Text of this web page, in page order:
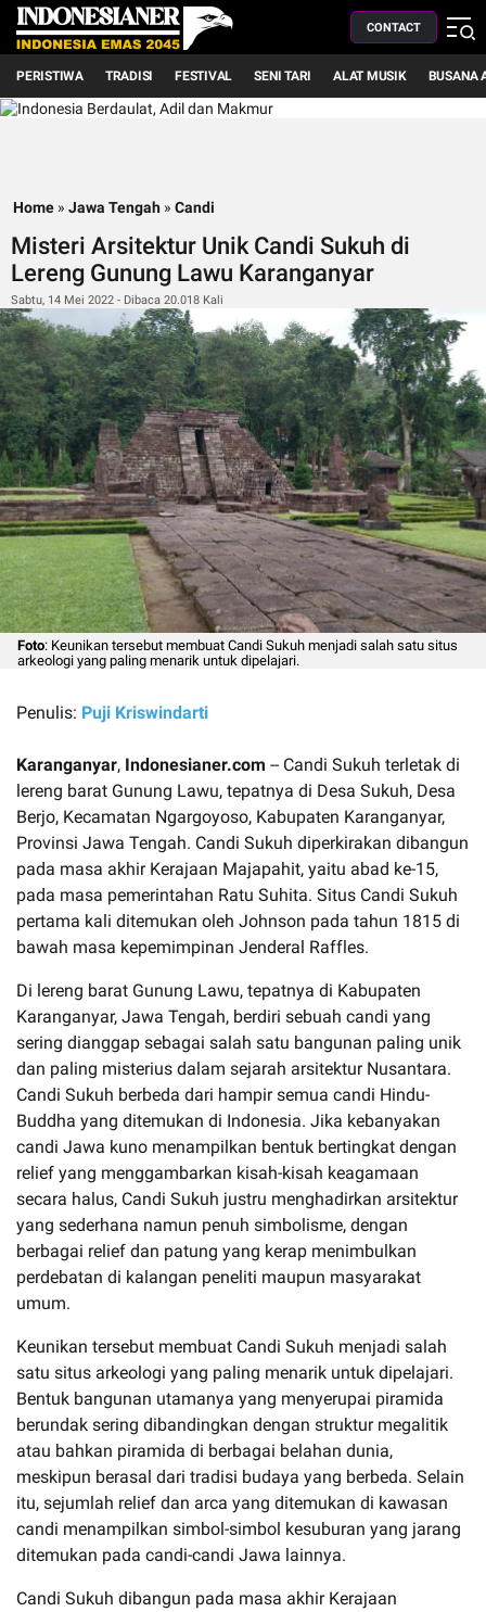
CONTACT
PERISTIWA TRADISI FESTIVAL SENI TARI ALAT MUSIK BUSANA
Home » Jawa Tengah » Candi
Misteri Arsitektur Unik Candi Sukuh di
Lereng Gunung Lawu Karanganyar
Sabtu, 14 Mei 2022 - Dibaca 20.018 Kali
Foto: Keunikan tersebut membuat Candi Sukuh menjadi salah satu situs
arkeologi yang paling menarik untuk dipelajari.
Penulis: Puji Kriswindarti
Karanganyar, Indonesianer.com -- Candi Sukuh terletak di
lereng barat Gunung Lawu, tepatnya di Desa Sukuh, Desa
Berjo, Kecamatan Ngargoyoso, Kabupaten Karanganyar,
Provinsi Jawa Tengah. Candi Sukuh diperkirakan dibangun
pada masa akhir Kerajaan Majapahit, yaitu abad ke-15,
pada masa pemerintahan Ratu Suhita. Situs Candi Sukuh
pertama kali ditemukan oleh Johnson pada tahun 1815 di
bawah masa kepemimpinan Jenderal Raffles.
Di lereng barat Gunung Lawu, tepatnya di Kabupaten
Karanganyar, Jawa Tengah, berdiri sebuah candi yang
sering dianggap sebagai salah satu bangunan paling unik
dan paling misterius dalam sejarah arsitektur Nusantara.
Candi Sukuh berbeda dari hampir semua candi Hindu-
Buddha yang ditemukan di Indonesia. Jika kebanyakan
candi Jawa kuno menampilkan bentuk bertingkat dengan
relief yang menggambarkan kisah-kisah keagamaan
secara halus, Candi Sukuh justru menghadirkan arsitektur
yang sederhana namun penuh simbolisme, dengan
berbagai relief dan patung yang kerap menimbulkan
perdebatan di kalangan peneliti maupun masyarakat
umum.
Keunikan tersebut membuat Candi Sukuh menjadi salah
satu situs arkeologi yang paling menarik untuk dipelajari.
Bentuk bangunan utamanya yang menyerupai piramida
berundak sering dibandingkan dengan struktur megalitik
atau bahkan piramida di berbagai belahan dunia,
meskipun berasal dari tradisi budaya yang berbeda. Selain
itu, sejumlah relief dan arca yang ditemukan di kawasan
candi menampilkan simbol-simbol kesuburan yang jarang
ditemukan pada candi-candi Jawa lainnya.
Candi Sukuh dibangun pada masa akhir Kerajaan